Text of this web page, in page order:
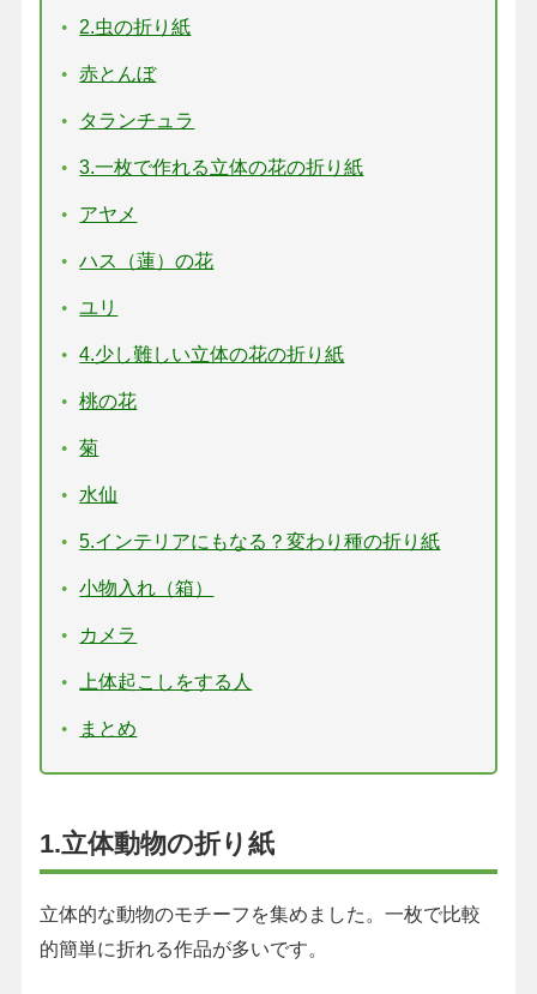
2.虫の折り紙
赤とんぼ
タランチュラ
3.一枚で作れる立体の花の折り紙
アヤメ
ハス（蓮）の花
ユリ
4.少し難しい立体の花の折り紙
桃の花
菊
水仙
5.インテリアにもなる？変わり種の折り紙
小物入れ（箱）
カメラ
上体起こしをする人
まとめ
1.立体動物の折り紙
立体的な動物のモチーフを集めました。一枚で比較
的簡単に折れる作品が多いです。